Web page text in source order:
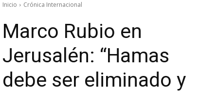
Inicio Crónica Internacional
Marco Rubio en
Jerusalén: “Hamas
debe ser eliminado y